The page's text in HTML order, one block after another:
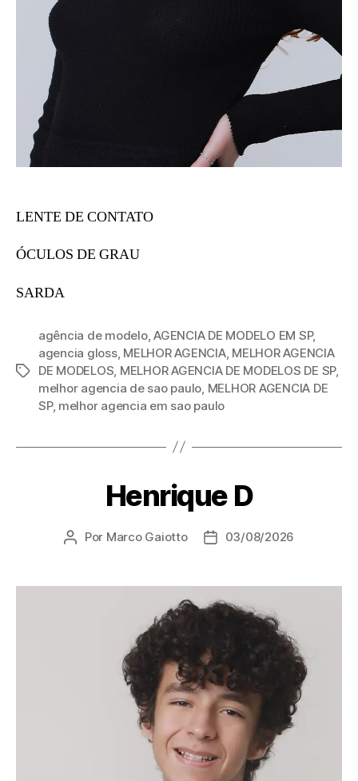
LENTE DE CONTATO
ÓCULOS DE GRAU
SARDA
agência de modelo,AGENCIA DE MODELO EM SP,
agencia gloss, MELHOR AGENCIA, MELHOR AGENCIA
DE MODELOS, MELHOR AGENCIA DE MODELOS DE SP,
melhor agencia de sao paulo, MELHOR AGENCIA DE
SP, melhor agencia em sao paulo
Henrique D
Por Marco Gaiotto 03/08/2026